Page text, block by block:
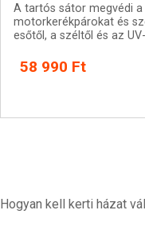
A tartós sátor megvédi a
motorkerékpárokat és
esőtől, a széltől és az
58 990 Ft
Hogyan kell kerti házat